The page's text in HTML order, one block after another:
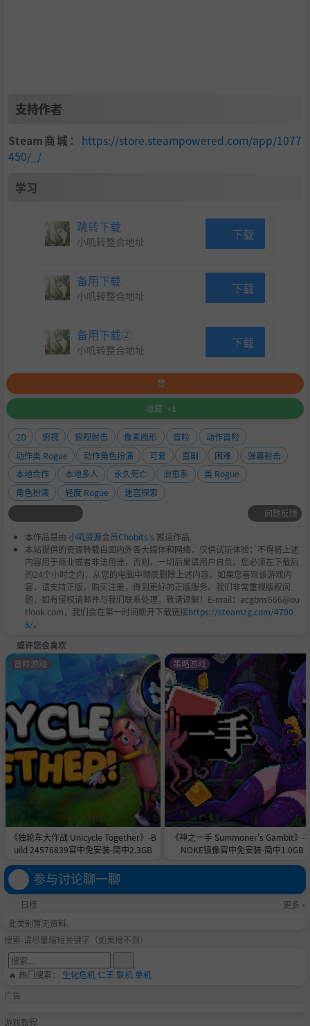
很高兴见到你，伙计，我是奥斯卡，这是我的游戏：
沃利和神奇的掠夺者
如果这个游戏是一个人，那么我的目标是让态度感觉像是鸣
人在课间跑的那个奇怪的中学孩子，无忧无虑，拥抱他的奶
奶。它本身就很奇怪，有益健康和自信。正是这种信心在游
戏的几乎每个部分都无处不在。不怕为了开个玩笑走极端！
我记得有一次我真的很无聊，想，伙计，如果我们把所有的
东西都变成字母 A 的地牢，会不会很有趣。
敌人，子弹，每个 ui 元素都将是一个 a 并且会令人困惑！
为什么？ Idk 我认为这很有趣，哈哈！
为了让每一天都特别辣，我们在日常运行中添加了独特的曲
折。
扭曲可以是 50% 的投掷奖励炸弹或在玻璃大炮模式下开始奔
跑，或者对地牢中的所有武器应用一些强大的增益效果，例
如 CRIT。
支持作者
Steam商城： https://store.steampowered.com/app/1077
450/_/
学习
跳转下载
小叽转整合地址 下载
备用下载
小叽转整合地址 下载
备用下载②
小叽转整合地址 下载
赞
收藏 +1
2D 俯视 俯视射击 像素图形 冒险
动作冒险
动作类 Rogue
动作角色扮演 可爱 喜剧 困难
弹幕射击
本地合作
本地多人 永久死亡 治愈系
类 Rogue
角色扮演
轻度 Rogue
迷宫探索
问题反馈
本作品是由 小叽资源会员Chobits's 搬运作品.
本站提供的资源转载自国内外各大媒体和网络，仅供试玩体验；不得将上述
内容用于商业或者非法用途，否则，一切后果请用户自负。您必须在下载后
的24个小时之内，从您的电脑中彻底删除上述内容。如果您喜欢该游戏内
容，请支持正版，购买注册，得到更好的正版服务。我们非常重视版权问
题，如有侵权请邮件与我们联系处理。敬请谅解！E-mail：acgbns666@ou
tlook.com，我们会在第一时间断开下载链接https://steamzg.com/4700
8/。
或许您会喜欢
《独轮车大作战 Unicycle Together》-B
uild 24576839官中免安装-简中2.3GB
冒险游戏
《神之一手 Summoner's Gambit》-
NOKE镜像官中免安装-简中1.0GB
策略游戏
参与讨论聊一聊
日榜
更多 »
此类别暂无资料。
搜索-请尽量缩短关键字（如果搜不到）
🔥 热门搜索： 生化危机仁王联机单机
广告
游戏教程